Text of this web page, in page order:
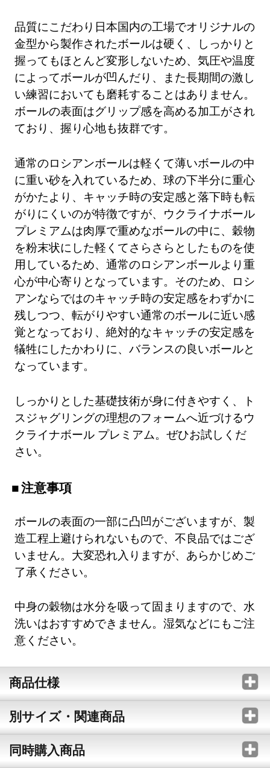
品質にこだわり日本国内の工場でオリジナルの
金型から製作されたボールは硬く、しっかりと
握ってもほとんど変形しないため、気圧や温度
によってボールが凹んだり、また長期間の激し
い練習においても磨耗することはありません。
ボールの表面はグリップ感を高める加工がされ
ており、握り心地も抜群です。
通常のロシアンボールは軽くて薄いボールの中
に重い砂を入れているため、球の下半分に重心
がかたより、キャッチ時の安定感と落下時も転
がりにくいのが特徴ですが、ウクライナボール
プレミアムは肉厚で重めなボールの中に、穀物
を粉末状にした軽くてさらさらとしたものを使
用しているため、通常のロシアンボールより重
心が中心寄りとなっています。そのため、ロシ
アンならではのキャッチ時の安定感をわずかに
残しつつ、転がりやすい通常のボールに近い感
覚となっており、絶対的なキャッチの安定感を
犠牲にしたかわりに、バランスの良いボールと
なっています。
しっかりとした基礎技術が身に付きやすく、ト
スジャグリングの理想のフォームへ近づけるウ
クライナボール プレミアム。ぜひお試しくだ
さい。
注意事項
ボールの表面の一部に凸凹がございますが、製
造工程上避けられないもので、不良品ではござ
いません。大変恐れ入りますが、あらかじめご
了承ください。
中身の穀物は水分を吸って固まりますので、水
洗いはおすすめできません。湿気などにもご注
意ください。
商品仕様
別サイズ・関連商品
同時購入商品